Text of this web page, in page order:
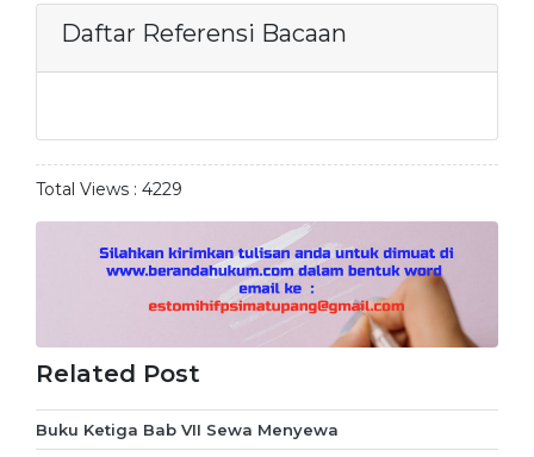
Daftar Referensi Bacaan
Total Views : 4229
Related Post
Buku Ketiga Bab VII Sewa Menyewa